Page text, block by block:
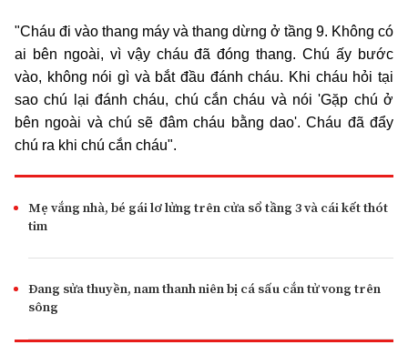
"Cháu đi vào thang máy và thang dừng ở tầng 9. Không có
ai bên ngoài, vì vậy cháu đã đóng thang. Chú ấy bước
vào, không nói gì và bắt đầu đánh cháu. Khi cháu hỏi tại
sao chú lại đánh cháu, chú cắn cháu và nói 'Gặp chú ở
bên ngoài và chú sẽ đâm cháu bằng dao'. Cháu đã đẩy
chú ra khi chú cắn cháu".
Mẹ vắng nhà, bé gái lơ lửng trên cửa sổ tầng 3 và cái kết thót
tim
Đang sửa thuyền, nam thanh niên bị cá sấu cắn tử vong trên
sông